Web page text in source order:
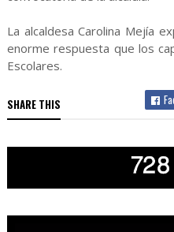
La alcaldesa Carolina Mejía
enorme respuesta que los
Escolares.
SHARE THIS